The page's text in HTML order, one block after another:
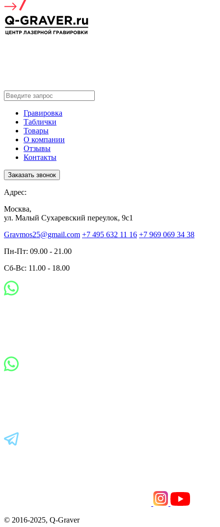
Гравировка
Таблички
Товары
О компании
Отзывы
Контакты
Заказать звонок
Адрес:
Москва,
ул. Малый Сухаревский переулок, 9с1
Gravmos25@gmail.com +7 495 632 11 16 +7 969 069 34 38
Пн-Пт: 09.00 - 21.00
Сб-Вс: 11.00 - 18.00
© 2016-2025, Q-Graver